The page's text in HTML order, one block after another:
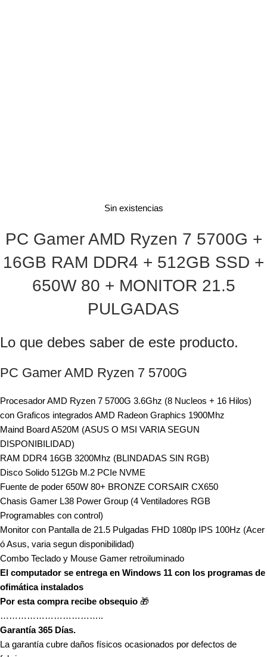
Sin existencias
PC Gamer AMD Ryzen 7 5700G +
16GB RAM DDR4 + 512GB SSD +
650W 80 + MONITOR 21.5
PULGADAS
Lo que debes saber de este producto.
PC Gamer AMD Ryzen 7 5700G
Procesador AMD Ryzen 7 5700G 3.6Ghz (8 Nucleos + 16 Hilos)
con Graficos integrados AMD Radeon Graphics 1900Mhz
Maind Board A520M (ASUS O MSI VARIA SEGUN
DISPONIBILIDAD)
RAM DDR4 16GB 3200Mhz (BLINDADAS SIN RGB)
Disco Solido 512Gb M.2 PCIe NVME
Fuente de poder 650W 80+ BRONZE CORSAIR CX650
Chasis Gamer L38 Power Group (4 Ventiladores RGB
Programables con control)
Monitor con Pantalla de 21.5 Pulgadas FHD 1080p IPS 100Hz (Acer
ó Asus, varia segun disponibilidad)
Combo Teclado y Mouse Gamer retroiluminado
El computador se entrega en Windows 11 con los programas de
ofimática instalados
Por esta compra recibe obsequio 🎁
……………………………..
Garantía 365 Días.
La garantía cubre daños físicos ocasionados por defectos de